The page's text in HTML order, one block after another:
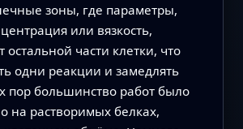
зоны, где параметры,
или вязкость,
остальной части клетки, что
одни реакции и замедлять
пор большинство работ было
на растворимых белках,